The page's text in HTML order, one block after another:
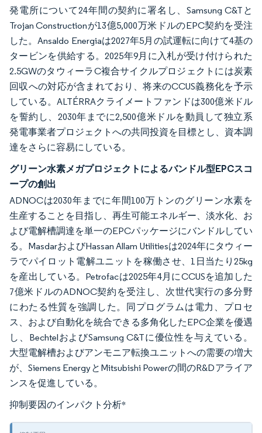
発電所について24年間の契約に署名し、Samsung C&Tと
Trojan Constructionが13億5,000万米ドルのEPC契約を受注
した。Ansaldo Energiaは2027年5月の試運転に向けて4基の
タービンを供給する。2025年9月に入札が受け付けられた
2.5GWのタウィーラC複合サイクルプロジェクトには炭素
回収への対応が含まれており、将来のCCUS義務化を予示
している。ALTÉRRAクライメートファンドは300億米ドル
を誓約し、2030年までに2,500億米ドルを動員して独立系
発電事業者プロジェクトへの共同投資を目標とし、資本調
達をさらに容易にしている。
グリーン水素メガプロジェクトによるバンドル型EPCスコ
ープの創出
ADNOCは2030年までに年間100万トンのグリーン水素を
生産することを目指し、再生可能エネルギー、淡水化、お
よび電解槽調達を単一のEPCパッケージにバンドルしてい
る。MasdarおよびHassan Allam Utilitiesは2024年にタウィー
ラでパイロット電解ユニットを稼働させ、1日当たり25kg
を産出している。Petrofacは2025年4月にCCUSを追加した
7億米ドルのADNOC契約を受注し、次世代実行の多分野
にわたる性質を強調した。同プログラムは電力、プロセ
ス、および自動化を統合できる多角化したEPC企業を優遇
し、BechtelおよびSamsung C&Tに優位性を与えている。
大型電解槽およびアンモニア転換ユニットへの需要の増大
が、Siemens EnergyとMitsubishi Powerの間のR&Dアライア
ンスを促進している。
抑制要因のインパクト分析*